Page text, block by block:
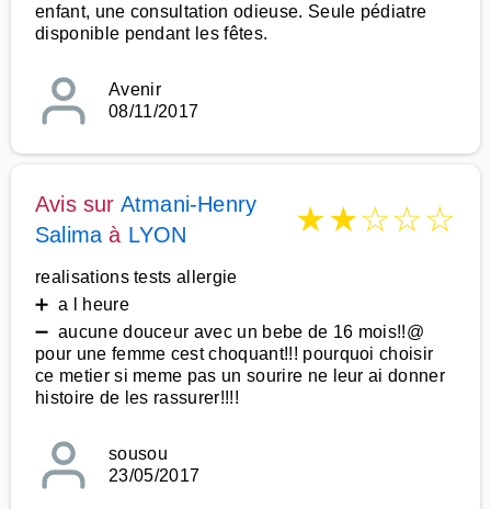
enfant, une consultation odieuse. Seule pédiatre
disponible pendant les fêtes.
Avenir
08/11/2017
Avis sur Atmani-Henry
Salima à LYON ★★☆☆☆
realisations tests allergie
➕ a l heure
➖ aucune douceur avec un bebe de 16 mois!!@
pour une femme cest choquant!!! pourquoi choisir
ce metier si meme pas un sourire ne leur ai donner
histoire de les rassurer!!!!
sousou
23/05/2017